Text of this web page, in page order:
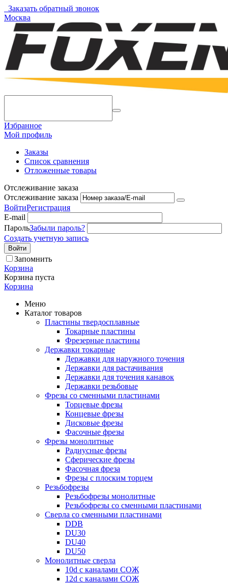
Заказать обратный звонок
Москва
Избранное
Мой профиль
Заказы
Список сравнения
Отложенные товары
Отслеживание заказа
Отслеживание заказа
ВойтиРегистрация
E-mail
ПарольЗабыли пароль?
Создать учетную запись
Войти
Запомнить
Корзина
Корзина пуста
Корзина
Меню
Каталог товаров
Пластины твердосплавные
Токарные пластины
Фрезерные пластины
Державки токарные
Державки для наружного точения
Державки для растачивания
Державки для точения канавок
Державки резьбовые
Фрезы со сменными пластинами
Торцевые фрезы
Концевые фрезы
Дисковые фрезы
Фасочные фрезы
Фрезы монолитные
Радиусные фрезы
Сферические фрезы
Фасочная фреза
Фрезы с плоским торцем
Резьбофрезы
Резьбофрезы монолитные
Резьбофрезы со сменными пластинами
Сверла со сменными пластинами
DDB
DU30
DU40
DU50
Монолитные сверла
10d с каналами СОЖ
12d с каналами СОЖ